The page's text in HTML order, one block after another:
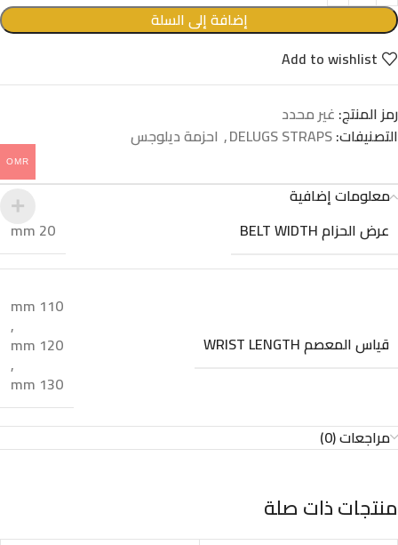
إضافة إلى السلة
Add to wishlist
رمز المنتج: غير محدد
التصنيفات:DELUGS STRAPS
, احزمة ديلوجس
معلومات إضافية
عرض الحزام BELT WIDTH
20 mm
قياس المعصم WRIST LENGTH
110 mm
,
120 mm
,
130 mm
مراجعات (0)
منتجات ذات صلة
OMR